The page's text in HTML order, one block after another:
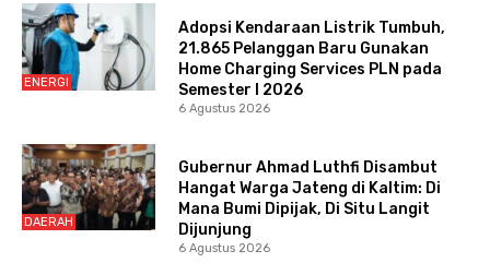
ENERGI
Adopsi Kendaraan Listrik Tumbuh,
21.865 Pelanggan Baru Gunakan
Home Charging Services PLN pada
Semester I 2026
6 Agustus 2026
DAERAH
Gubernur Ahmad Luthfi Disambut
Hangat Warga Jateng di Kaltim: Di
Mana Bumi Dipijak, Di Situ Langit
Dijunjung
6 Agustus 2026